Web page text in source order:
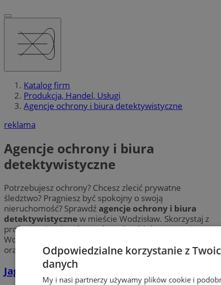
Katalog firm
Produkcja, Handel, Usługi
Agencje ochrony i biura detektywistyczne
reklama
Agencje ochrony i biura
detektywistyczne
Potrzebujesz ochrony? Chcesz zlecić prywatne
śledztwo? Pragniesz być spokojny o swoją
nieruchomość? Sprawdź agencje ochrony i biura
detektywistycznew mieście Wodzisław. Skorzystaj z
profesjonalnychusług ochroniarskichna terenie
Wodzisławia w zakresie: monitoringu, ochrony fizycznej
oraz konwojowania.
Jaguar - Biuro ochrony
Odpowiedzialne korzystanie z
danych
My i nasi partnerzy używamy plików cookie i